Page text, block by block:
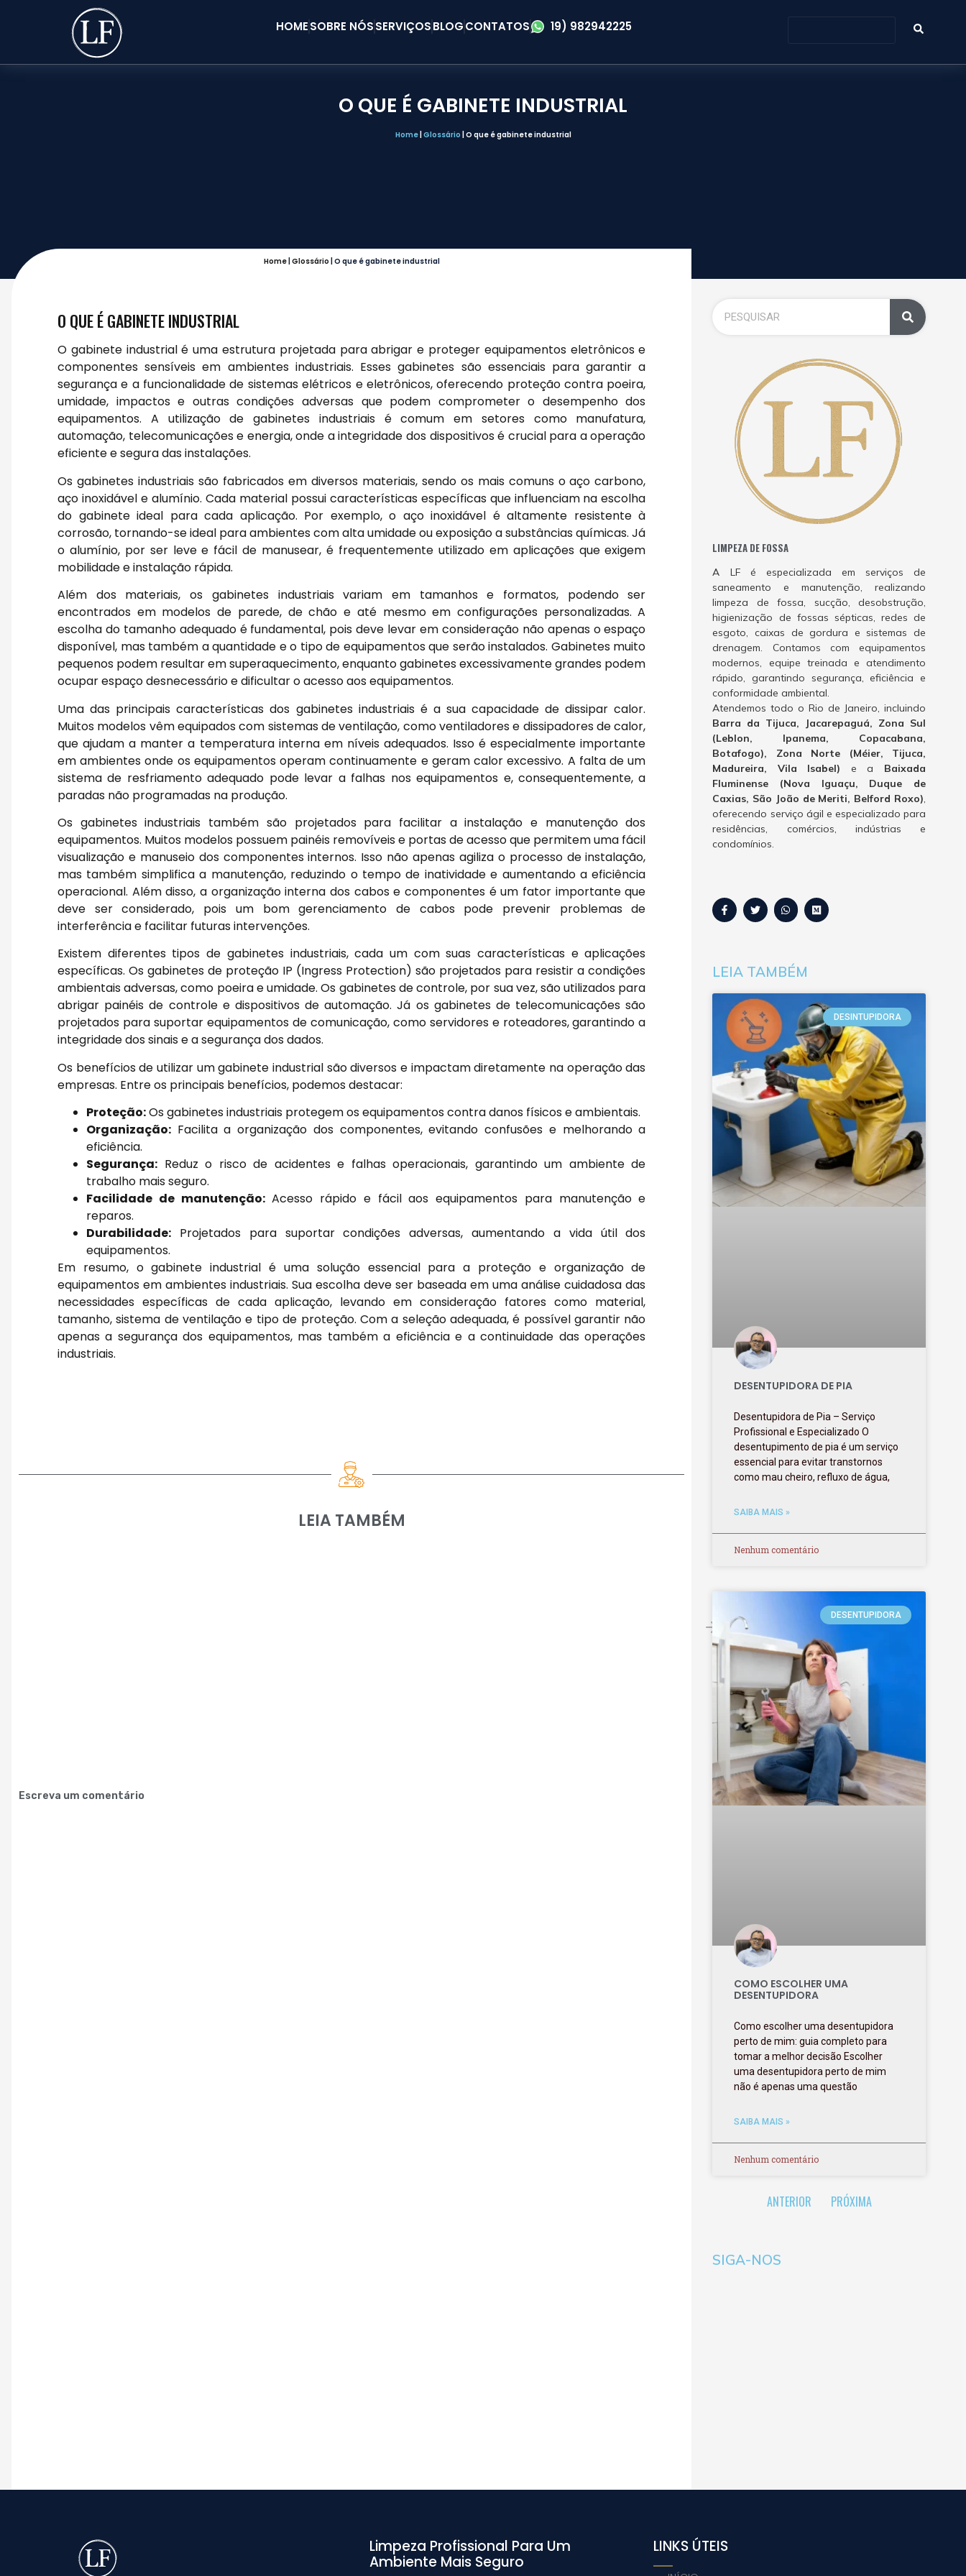
HOMESOBRE NÓSSERVIÇOSBLOGCONTATOS 19) 982942225
O QUE É GABINETE INDUSTRIAL
Home| Glossário O que é gabinete industrial
Home| Glossário O que é gabinete industrial
O QUE É GABINETE INDUSTRIAL
O gabinete industrial é uma estrutura projetada para abrigar e proteger equipamentos eletrônicos e
componentes sensíveis em ambientes industriais. Esses gabinetes são essenciais para garantir a
segurança e a funcionalidade de sistemas elétricos e eletrônicos, oferecendo proteção contra poeira,
umidade, impactos e outras condições adversas que podem comprometer o desempenho dos
equipamentos. A utilização de gabinetes industriais é comum em setores como manufatura,
automação, telecomunicações e energia, onde a integridade dos dispositivos é crucial para a operação
eficiente e segura das instalações.
Os gabinetes industriais são fabricados em diversos materiais, sendo os mais comuns o aço carbono,
aço inoxidável e alumínio. Cada material possui características específicas que influenciam na escolha
do gabinete ideal para cada aplicação. Por exemplo, o aço inoxidável é altamente resistente à
corrosão, tornando-se ideal para ambientes com alta umidade ou exposição a substâncias químicas. Já
o alumínio, por ser leve e fácil de manusear, é frequentemente utilizado em aplicações que exigem
mobilidade e instalação rápida.
Além dos materiais, os gabinetes industriais variam em tamanhos e formatos, podendo ser
encontrados em modelos de parede, de chão e até mesmo em configurações personalizadas. A
escolha do tamanho adequado é fundamental, pois deve levar em consideração não apenas o espaço
disponível, mas também a quantidade e o tipo de equipamentos que serão instalados. Gabinetes muito
pequenos podem resultar em superaquecimento, enquanto gabinetes excessivamente grandes podem
ocupar espaço desnecessário e dificultar o acesso aos equipamentos.
Uma das principais características dos gabinetes industriais é a sua capacidade de dissipar calor.
Muitos modelos vêm equipados com sistemas de ventilação, como ventiladores e dissipadores de calor,
que ajudam a manter a temperatura interna em níveis adequados. Isso é especialmente importante
em ambientes onde os equipamentos operam continuamente e geram calor excessivo. A falta de um
sistema de resfriamento adequado pode levar a falhas nos equipamentos e, consequentemente, a
paradas não programadas na produção.
Os gabinetes industriais também são projetados para facilitar a instalação e manutenção dos
equipamentos. Muitos modelos possuem painéis removíveis e portas de acesso que permitem uma fácil
visualização e manuseio dos componentes internos. Isso não apenas agiliza o processo de instalação,
mas também simplifica a manutenção, reduzindo o tempo de inatividade e aumentando a eficiência
operacional. Além disso, a organização interna dos cabos e componentes é um fator importante que
deve ser considerado, pois um bom gerenciamento de cabos pode prevenir problemas de
interferência e facilitar futuras intervenções.
Existem diferentes tipos de gabinetes industriais, cada um com suas características e aplicações
específicas. Os gabinetes de proteção IP (Ingress Protection) são projetados para resistir a condições
ambientais adversas, como poeira e umidade. Os gabinetes de controle, por sua vez, são utilizados para
abrigar painéis de controle e dispositivos de automação. Já os gabinetes de telecomunicações são
projetados para suportar equipamentos de comunicação, como servidores e roteadores, garantindo a
integridade dos sinais e a segurança dos dados.
Os benefícios de utilizar um gabinete industrial são diversos e impactam diretamente na operação das
empresas. Entre os principais benefícios, podemos destacar:
Proteção:Os gabinetes industriais protegem os equipamentos contra danos físicos e ambientais.
Organização: Facilita a organização dos componentes, evitando confusões e melhorando a
eficiência.
Segurança: Reduz o risco de acidentes e falhas operacionais, garantindo um ambiente de
trabalho mais seguro.
Facilidade de manutenção:Acesso rápido e fácil aos equipamentos para manutenção e
reparos.
Durabilidade: Projetados para suportar condições adversas, aumentando a vida útil dos
equipamentos.
Em resumo, o gabinete industrial é uma solução essencial para a proteção e organização de
equipamentos em ambientes industriais. Sua escolha deve ser baseada em uma análise cuidadosa das
necessidades específicas de cada aplicação, levando em consideração fatores como material,
tamanho, sistema de ventilação e tipo de proteção. Com a seleção adequada, é possível garantir não
apenas a segurança dos equipamentos, mas também a eficiência e a continuidade das operações
industriais.
LEIA TAMBÉM
Escreva um comentário
LIMPEZA DE FOSSA
A LF é especializada em serviços de
saneamento e manutenção, realizando
limpeza de fossa, sucção, desobstrução,
higienização de fossas sépticas, redes de
esgoto, caixas de gordura e sistemas de
drenagem. Contamos com equipamentos
modernos, equipe treinada e atendimento
rápido, garantindo segurança, eficiência e
conformidade ambiental.
Atendemos todo o Rio de Janeiro, incluindo
Barra da Tijuca, Jacarepaguá, Zona Sul
(Leblon, Ipanema, Copacabana,
Botafogo), Zona Norte (Méier, Tijuca,
Madureira, Vila Isabel) e a Baixada
Fluminense (Nova Iguaçu, Duque de
Caxias, São João de Meriti, Belford Roxo),
oferecendo serviço ágil e especializado para
residências, comércios, indústrias e
condomínios.
LEIA TAMBÉM
DESINTUPIDORA
DESENTUPIDORA DE PIA
Desentupidora de Pia – Serviço
Profissional e Especializado O
desentupimento de pia é um serviço
essencial para evitar transtornos
como mau cheiro, refluxo de água,
SAIBA MAIS »
Nenhum comentário
DESENTUPIDORA
COMO ESCOLHER UMA
DESENTUPIDORA
Como escolher uma desentupidora
perto de mim: guia completo para
tomar a melhor decisão Escolher
uma desentupidora perto de mim
não é apenas uma questão
SAIBA MAIS »
Nenhum comentário
ANTERIOR PRÓXIMA
SIGA-NOS
Limpeza Profissional Para Um
Ambiente Mais Seguro
LINKS ÚTEIS